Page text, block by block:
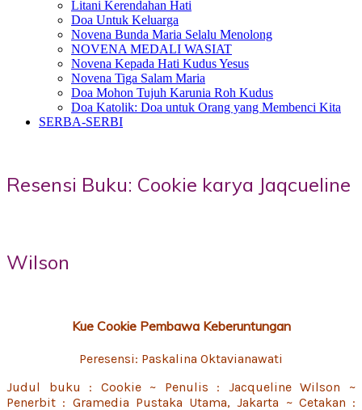
Litani Kerendahan Hati
Doa Untuk Keluarga
Novena Bunda Maria Selalu Menolong
NOVENA MEDALI WASIAT
Novena Kepada Hati Kudus Yesus
Novena Tiga Salam Maria
Doa Mohon Tujuh Karunia Roh Kudus
Doa Katolik: Doa untuk Orang yang Membenci Kita
SERBA-SERBI
Resensi Buku: Cookie karya Jaqcueline
Wilson
Kue Cookie Pembawa Keberuntungan
Peresensi: Paskalina Oktavianawati
Judul buku : Cookie ~ Penulis : Jacqueline Wilson ~
Penerbit : Gramedia Pustaka Utama, Jakarta ~ Cetakan :